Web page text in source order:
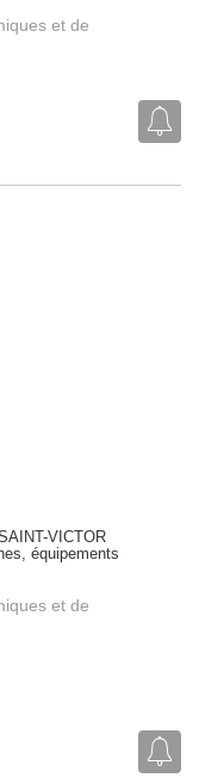
et de
VICTOR
équipements
et de